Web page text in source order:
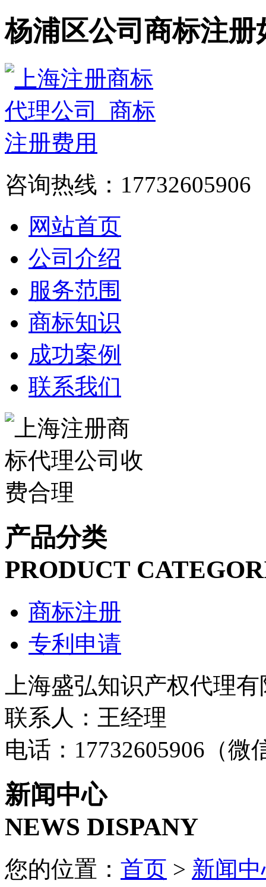
杨浦区公司商标注册
咨询热线：17732605906
网站首页
公司介绍
服务范围
商标知识
成功案例
联系我们
产品分类
PRODUCT
商标注册
专利申请
上海盛弘知识产权代理
联系人：王经理
电话：17732605906（微
新闻中心
NEWS DISPANY
您的位置： 首页 > 新闻